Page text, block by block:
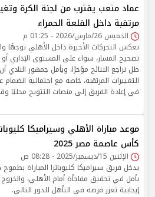
عماد متعب يقترب من لجنة الكرة
مرتقبة داخل القلعة الحمراء
الخميس 26/مارس/2026 - 01:25 م
تعكس التحركات الأخيرة داخل الأهلي توجهًا
تصحيح المسار، سواء على المستوى الإداري
ظل تراجع النتائج مؤخرًا، ويأمل جمهور النادي
التغييرات المرتقبة، خاصة مع احتمالية
في إعادة الفريق إلى منصات التتويج محليًا
موعد مباراة الأهلي وسيراميكا
كأس عاصمة مصر 2025
الإثنين 15/ديسمبر/2025 - 08:28 ص
يدخل فريق سيراميكا كليوباترا المباراة بطموح
يأمل في تحقيق مفاجأة أمام الأهلي، والخروج
إيجابية تعزز فرصه في التأهل للدور التالي.